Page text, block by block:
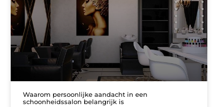
Waarom persoonlijke aandacht in een
schoonheidssalon belangrijk is